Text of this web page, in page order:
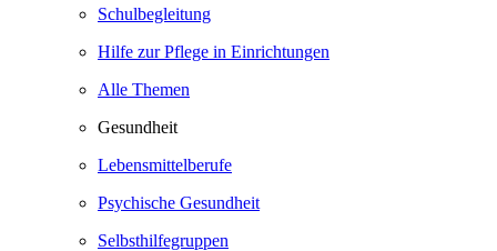
Schulbegleitung
Hilfe zur Pflege in Einrichtungen
Alle Themen
Gesundheit
Lebensmittelberufe
Psychische Gesundheit
Selbsthilfegruppen